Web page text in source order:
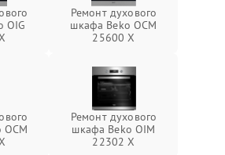
OIG
Ремонт духового
шкафа Beko OCM
25600 X
Ремонт духового
шкафа Beko OIM
22302 X